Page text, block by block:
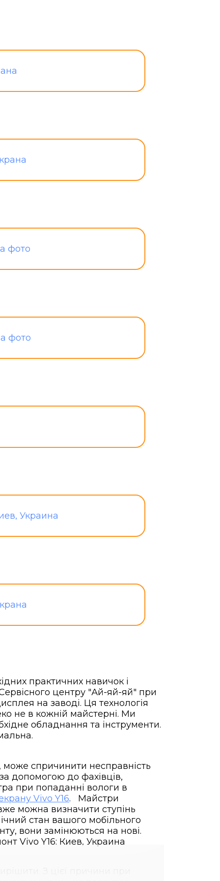
практичних навичок і
центру "Ай-яй-яй" при
на заводі. Ця технологія
не в кожній майстерні. Ми
обладнання та інструменти.
спричинити несправність
допомогою до фахівців,
при попаданні вологи в
Vivo Y16. Майстри
можна визначити ступінь
стан вашого мобільного
вони замінюються на нові.